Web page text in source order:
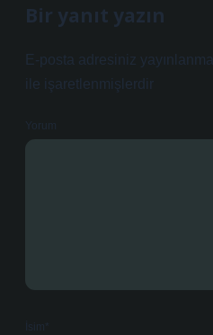
Bir yanıt yazın
E-posta adresiniz
ile işaretlenmişlerdir
Yorum
İsim*